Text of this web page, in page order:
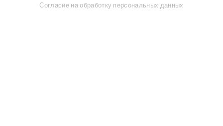
Согласие на обработку персональных данных